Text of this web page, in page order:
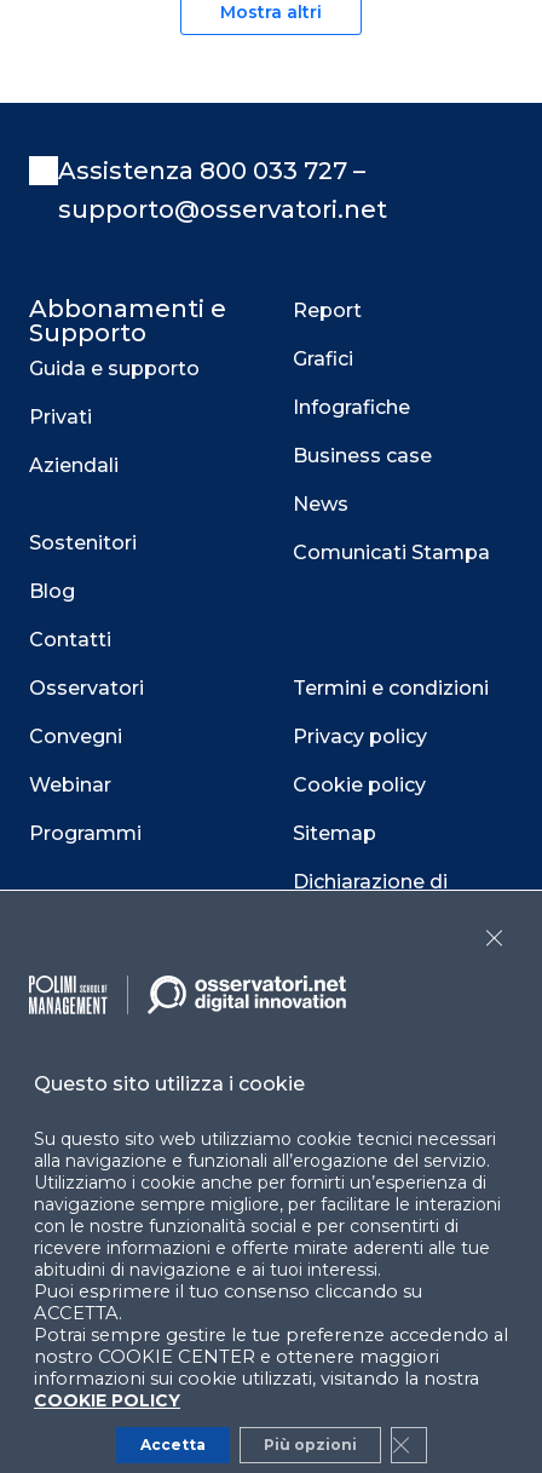
Mostra altri
Assistenza 800 033 727 –
supporto@osservatori.net
Abbonamenti e
Supporto
Guida e supporto
Privati
Aziendali
Sostenitori
Blog
Contatti
Osservatori
Convegni
Webinar
Programmi
Report
Grafici
Infografiche
Business case
News
Comunicati Stampa
Termini e condizioni
Privacy policy
Cookie policy
Sitemap
Dichiarazione di
Facebook LinkedIn
YouTube X
© 2024 Copyright © Politecnico di Milano Dipartimento
di Ingegneria Gestionale
Questo sito utilizza i cookie
Su questo sito web utilizziamo cookie tecnici necessari
alla navigazione e funzionali all’erogazione del servizio.
Utilizziamo i cookie anche per fornirti un’esperienza di
navigazione sempre migliore, per facilitare le interazioni
con le nostre funzionalità social e per consentirti di
ricevere informazioni e offerte mirate aderenti alle tue
abitudini di navigazione e ai tuoi interessi.
Puoi esprimere il tuo consenso cliccando su
ACCETTA.
Potrai sempre gestire le tue preferenze accedendo al
nostro COOKIE CENTER e ottenere maggiori
informazioni sui cookie utilizzati, visitando la nostra
COOKIE POLICY
Accetta Più opzioni Close GDPR